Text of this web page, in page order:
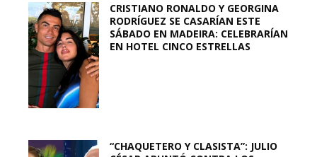
CRISTIANO RONALDO Y GEORGINA
RODRÍGUEZ SE CASARÍAN ESTE
SÁBADO EN MADEIRA: CELEBRARÍAN
EN HOTEL CINCO ESTRELLAS
“CHAQUETERO Y CLASISTA”: JULIO